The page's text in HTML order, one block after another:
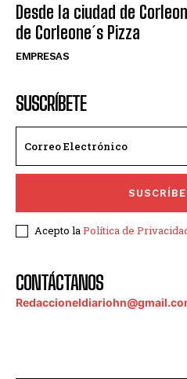
Desde la ciudad de
de Corleone´s Pizza
EMPRESAS
SUSCRÍBETE
Acepto laPolítica de
CONTÁCTANOS